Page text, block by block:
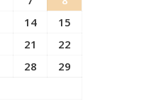
14
15
21
22
28
29